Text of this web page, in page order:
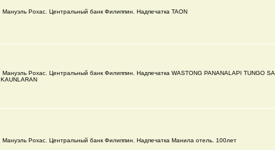
Мануэль Рохас. Центральный банк Филиппин. Надпечатка TAON
Мануэль Рохас. Центральный банк Филиппин. Надпечатка WASTONG PANANALAPI TUNGO SA
KAUNLARAN
Мануэль Рохас. Центральный банк Филиппин. Надпечатка Манила отель. 100лет